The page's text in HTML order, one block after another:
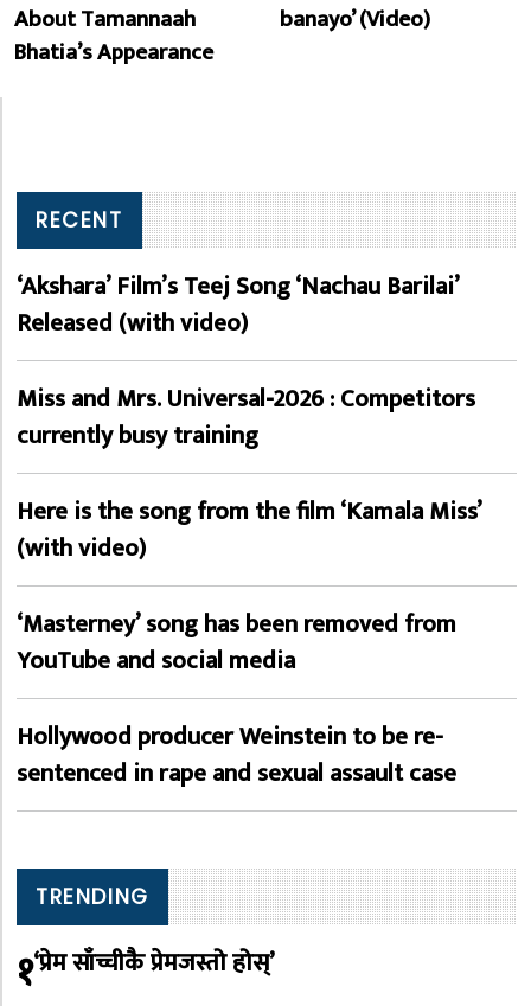
About Tamannaah
Bhatia’s Appearance
banayo’ (Video)
RECENT
‘Akshara’ Film’s Teej Song ‘Nachau Barilai’
Released (with video)
Miss and Mrs. Universal-2026 : Competitors
currently busy training
Here is the song from the film ‘Kamala Miss’
(with video)
‘Masterney’ song has been removed from
YouTube and social media
Hollywood producer Weinstein to be re-
sentenced in rape and sexual assault case
TRENDING
१‘प्रेम साँच्चीकै प्रेमजस्तो होस्’